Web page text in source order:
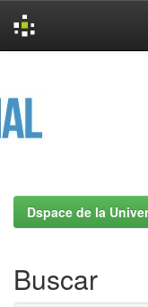
Dspace de la
Buscar